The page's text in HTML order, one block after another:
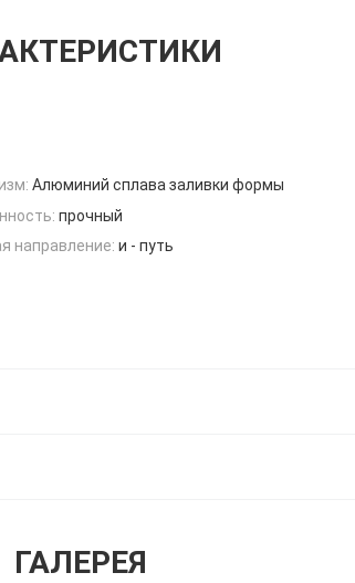
Алюминий сплава заливки формы
прочный
направление: и - путь
ГАЛЕРЕЯ